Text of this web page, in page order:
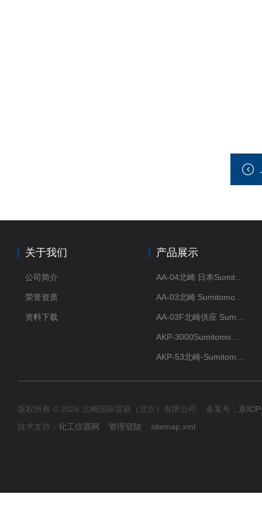
关于我们
公司简介
荣誉资质
资料下载
产品展示
版权所有 © 2026 北崎国际贸易（北京）有限公司 备案号： 京
技术支持： 化工仪器网 管理登陆 sitemap.xml